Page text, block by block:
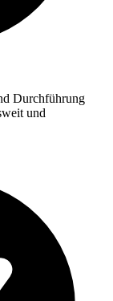
Durchführung
und